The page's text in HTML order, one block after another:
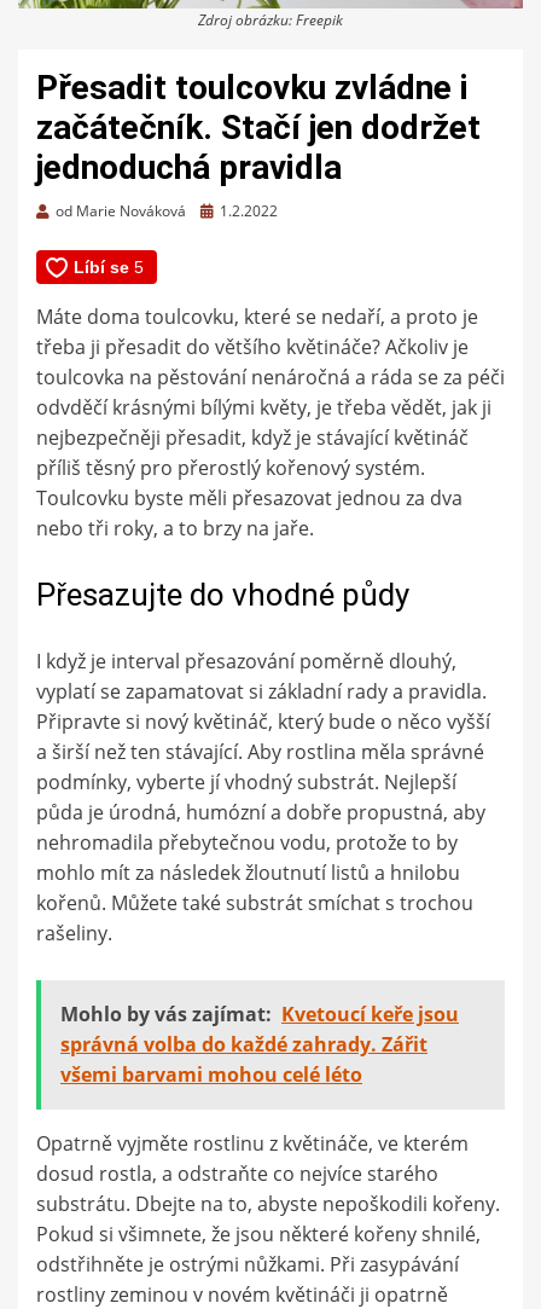
Zdroj obrázku: Freepik
Přesadit toulcovku zvládne i
začátečník. Stačí jen dodržet
jednoduchá pravidla
od Marie Nováková
Zveřejněno
1.2.2022
Máte doma toulcovku, které se nedaří, a proto je
třeba ji přesadit do většího květináče? Ačkoliv je
toulcovka na pěstování nenáročná a ráda se za péči
odvděčí krásnými bílými květy, je třeba vědět, jak ji
nejbezpečněji přesadit, když je stávající květináč
příliš těsný pro přerostlý kořenový systém.
Toulcovku byste měli přesazovat jednou za dva
nebo tři roky, a to brzy na jaře.
Přesazujte do vhodné půdy
I když je interval přesazování poměrně dlouhý,
vyplatí se zapamatovat si základní rady a pravidla.
Připravte si nový květináč, který bude o něco vyšší
a širší než ten stávající. Aby rostlina měla správné
podmínky, vyberte jí vhodný substrát. Nejlepší
půda je úrodná, humózní a dobře propustná, aby
nehromadila přebytečnou vodu, protože to by
mohlo mít za následek žloutnutí listů a hnilobu
kořenů. Můžete také substrát smíchat s trochou
rašeliny.
Mohlo by vás zajímat: Kvetoucí keře jsou
správná volba do každé zahrady. Zářit
všemi barvami mohou celé léto
Opatrně vyjměte rostlinu z květináče, ve kterém
dosud rostla, a odstraňte co nejvíce starého
substrátu. Dbejte na to, abyste nepoškodili kořeny.
Pokud si všimnete, že jsou některé kořeny shnilé,
odstřihněte je ostrými nůžkami. Při zasypávání
rostliny zeminou v novém květináči ji opatrně